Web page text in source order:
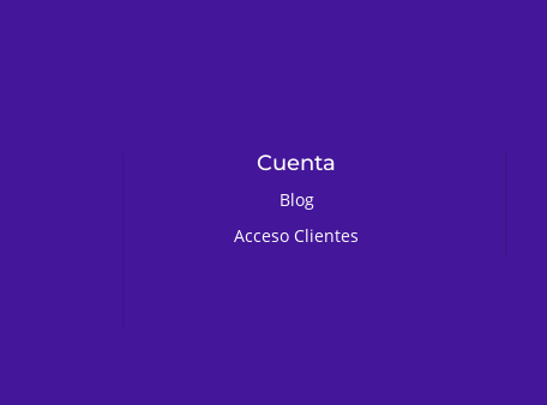
Cuenta
Blog
Acceso Clientes